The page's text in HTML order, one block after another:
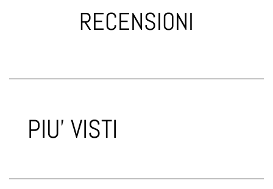
RECENSIONI
PIU' VISTI